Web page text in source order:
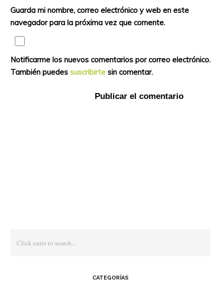
Guarda mi nombre, correo electrónico y web en este
navegador para la próxima vez que comente.
Notificarme los nuevos comentarios por correo electrónico.
También puedes suscribirtesin comentar.
CATEGORÍAS